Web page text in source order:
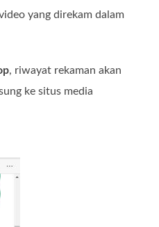
yang direkam dalam
, riwayat rekaman akan
ke situs media